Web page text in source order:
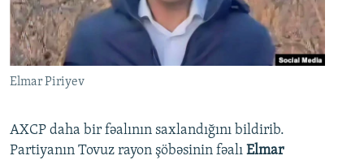
Elmar Piriyev
AXCP daha bir fəalının saxlandığını bildirib.
Partiyanın Tovuz rayon şöbəsinin fəalı Elmar